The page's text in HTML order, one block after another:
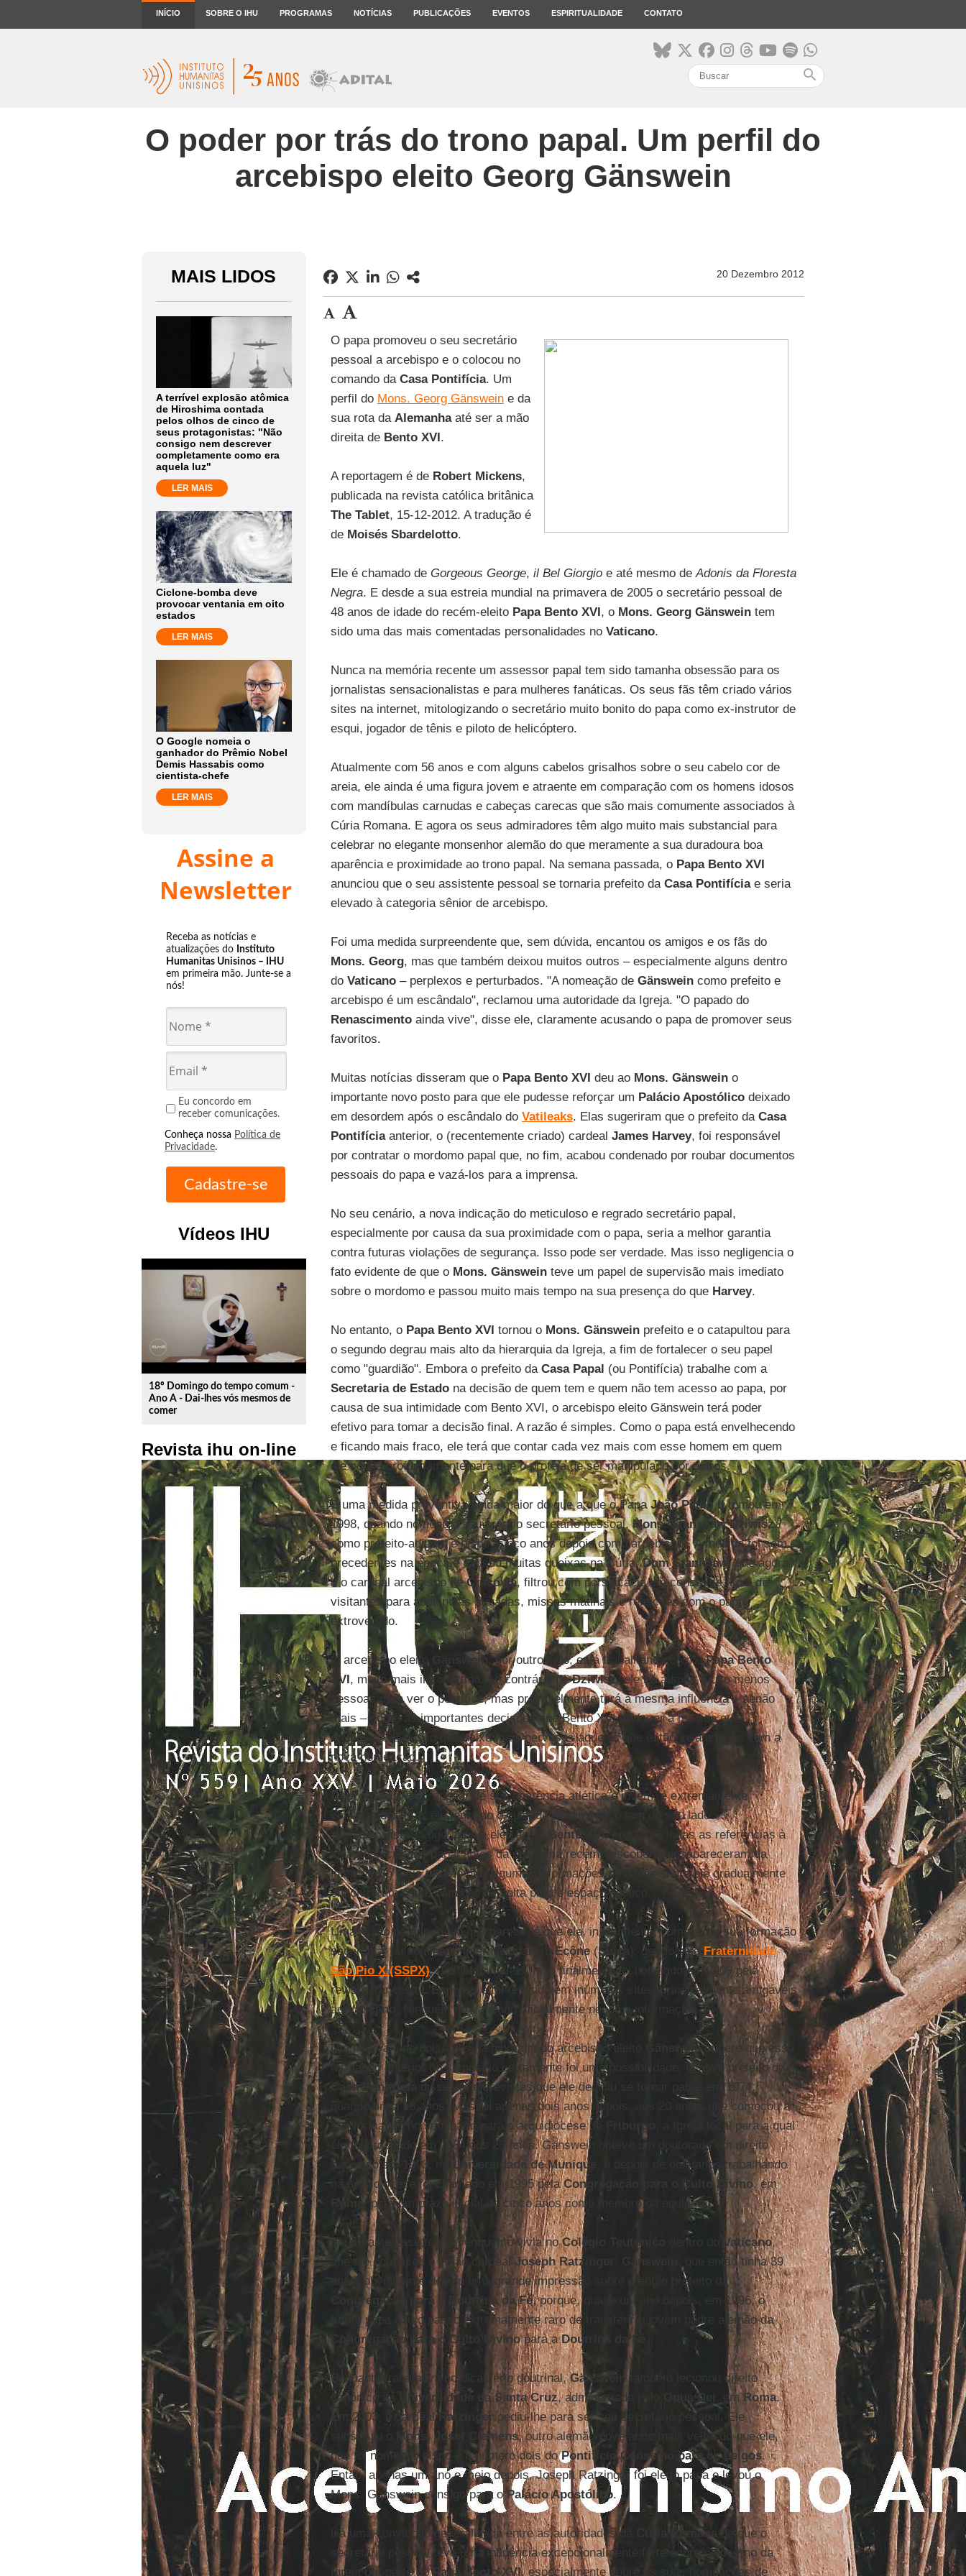
INÍCIO SOBRE O IHU PROGRAMAS NOTÍCIAS PUBLICAÇÕES EVENTOS ESPIRITUALIDADE CONTATO
search
O poder por trás do trono papal. Um perfil do
arcebispo eleito Georg Gänswein
MAIS LIDOS
A terrível explosão atômica
de Hiroshima contada
pelos olhos de cinco de
seus protagonistas: "Não
consigo nem descrever
completamente como era
aquela luz"
LER MAIS
Ciclone-bomba deve
provocar ventania em oito
estados
LER MAIS
O Google nomeia o
ganhador do Prêmio Nobel
Demis Hassabis como
cientista-chefe
LER MAIS
Assine a
Newsletter
Receba as notícias e
atualizações do Instituto
Humanitas Unisinos – IHU
em primeira mão. Junte-se a
nós!
Eu concordo em
receber comunicações.
Conheça nossa Política de
Privacidade.
Vídeos IHU
play_circle_outline
18º Domingo do tempo comum -
Ano A - Dai-lhes vós mesmos de
comer
Revista ihu on-line
20 Dezembro 2012
O papa promoveu o seu secretário
pessoal a arcebispo e o colocou no
comando da Casa Pontifícia. Um
perfil do Mons. Georg Gänswein e da
sua rota da Alemanha até ser a mão
direita de Bento XVI.
A reportagem é de Robert Mickens,
publicada na revista católica britânica
The Tablet, 15-12-2012. A tradução é
de Moisés Sbardelotto.
Ele é chamado de Gorgeous George, il Bel Giorgio e até mesmo deAdonis da Floresta
Negra. E desde a sua estreia mundial na primavera de 2005 o secretário pessoal de
48 anos de idade do recém-eleito Papa Bento XVI, o Mons. Georg Gänswein tem
sido uma das mais comentadas personalidades no Vaticano.
Nunca na memória recente um assessor papal tem sido tamanha obsessão para os
jornalistas sensacionalistas e para mulheres fanáticas. Os seus fãs têm criado vários
sites na internet, mitologizando o secretário muito bonito do papa como ex-instrutor de
esqui, jogador de tênis e piloto de helicóptero.
Atualmente com 56 anos e com alguns cabelos grisalhos sobre o seu cabelo cor de
areia, ele ainda é uma figura jovem e atraente em comparação com os homens idosos
com mandíbulas carnudas e cabeças carecas que são mais comumente associados à
Cúria Romana. E agora os seus admiradores têm algo muito mais substancial para
celebrar no elegante monsenhor alemão do que meramente a sua duradoura boa
aparência e proximidade ao trono papal. Na semana passada, o Papa Bento XVI
anunciou que o seu assistente pessoal se tornaria prefeito da Casa Pontifícia e seria
elevado à categoria sênior de arcebispo.
Foi uma medida surpreendente que, sem dúvida, encantou os amigos e os fãs do
Mons. Georg, mas que também deixou muitos outros – especialmente alguns dentro
do Vaticano – perplexos e perturbados. "A nomeação de Gänswein como prefeito e
arcebispo é um escândalo", reclamou uma autoridade da Igreja. "O papado do
Renascimento ainda vive", disse ele, claramente acusando o papa de promover seus
favoritos.
Muitas notícias disseram que o Papa Bento XVI deu ao Mons. Gänswein o
importante novo posto para que ele pudesse reforçar um Palácio Apostólico deixado
em desordem após o escândalo do Vatileaks. Elas sugeriram que o prefeito da Casa
Pontifícia anterior, o (recentemente criado) cardeal James Harvey, foi responsável
por contratar o mordomo papal que, no fim, acabou condenado por roubar documentos
pessoais do papa e vazá-los para a imprensa.
No seu cenário, a nova indicação do meticuloso e regrado secretário papal,
especialmente por causa da sua proximidade com o papa, seria a melhor garantia
contra futuras violações de segurança. Isso pode ser verdade. Mas isso negligencia o
fato evidente de que o Mons. Gänsweinteve um papel de supervisão mais imediato
sobre o mordomo e passou muito mais tempo na sua presença do que Harvey.
No entanto, o Papa Bento XVI tornou o Mons. Gänswein prefeito e o catapultou para
o segundo degrau mais alto da hierarquia da Igreja, a fim de fortalecer o seu papel
como "guardião". Embora o prefeito da Casa Papal (ou Pontifícia) trabalhe com a
Secretaria de Estado na decisão de quem tem e quem não tem acesso ao papa, por
causa de sua intimidade com Bento XVI, o arcebispo eleito Gänswein terá poder
efetivo para tomar a decisão final. A razão é simples. Como o papa está envelhecendo
e ficando mais fraco, ele terá que contar cada vez mais com esse homem em quem
ele confia profundamente para que o proteja de ser manipulado por outros.
É uma medida preventiva ainda maior do que a que o PapaJoão Paulo IItomou em
1998, quando nomeou o seu próprio secretário pessoal,Mons. Stansilaw Dziwisz,
como prefeito-adjunto e bispo (cinco anos depois como arcebispo). A medida foi sem
precedentes na época e causou muitas queixas na Cúria.Dom Stanislaw, que agora
é o cardeal arcebispo deCracóvia, filtrou com perspicácia um constante fluxo de
visitantes para audiências privadas, missas matinais e refeições com o papa
extrovertido.
O arcebispo eleito Gänswein , por outro lado, está trabalhando com oPapa Bento
XVI, muito mais introvertido. Ao contrário deDziwisz, ele irá admitir muito menos
pessoas para ver o pontífice, mas provavelmente terá a mesma influência – senão
mais – sobre as importantes decisões que Bento XVI irá fazer à medida que
envelheça. E é isso que deixa mais nervosos aqueles que estão insatisfeitos com a
nova nomeação.
Georg Gänswein, apesar de sua aparência atlética e jovem, é extremamente
conservador. Mas ele tem tido o cuidado de diminuir o tom do seu lado
"tradicionalista". Logo após a eleição de
Bento XVI , em 2005, todas as referências à
vida do secretário papal antes da sua fama recém-descoberta desapareceram da
internet. Só mais tarde é que algumas informações pessoais sobre ele gradualmente
encontraram o seu caminho de volta para o espaço público.
Uma razão para isso, ao que parece, é que ele, inicialmente, começou a sua formação
sacerdotal no seminário internacional emEcône(Suíça ), gerido pelaFraternidade
São Pio X (SSPX), dos lefebvrianos. Isso finalmente foi noticiado em 2009 pela
revista francesaL'Expresse foi repetido em inúmeros sites, principalmente amigáveis
aoVaticano . Ninguém no Vaticano oficialmente negou a informação.
Um intervalo de dois anos na biografia do arcebispo eleito Gänsweinsugere que essa
formação anterior no seminário certamente foi uma possibilidade. O novo prefeito da
Casa Pontifícia disse em entrevistas que ele decidiu se tornar padre em 1974,
quando tinha 18 anos. Mas foi apenas dois anos depois, aos 20 anos, que começou a
sua formação no seminário para a arquidiocese de
Friburgo
, a Igreja local para a qual
ele foi ordenado em 1984 aos 28 anos. Gänswein obteve um doutorado em direito
canônico em 1993, na
Universidade de Munique
, e depois de dois anos trabalhando
na arquidiocese foi chamado em 1995 pelaCongregação para o Culto Divino, em
Roma , para um prazo inicial de cinco anos como membro da equipe.
Foi durante esse tempo, enquanto vivia noColégio Teutônico dentro do Vaticano,
que ele conheceu o então cardeal Joseph Ratzinger Gänswein
, que então tinha 39
anos, obviamente deixou uma grande impressão sobre o então prefeito da
Congregação para a Doutrina da Fé, porque, quase um ano depois, em 1996, o
futuro papa deu o passo extremamente raro de transferir o jovem padre alemão da
Congregação para o Culto Divinopara aDoutrina da Fé
Enquanto trabalhava no dicastério doutrinal,Gänsweintambém lecionou direito
canônico na
Universidade da Santa Cruz, administrada pelo Opus Dei , em Roma.
Em 2003, o cardealRatzinger pediu-lhe para ser seu secretário pessoal. Ele
substituiu o
Mons. Josef Clemens,outro alemão nove anos mais velho do que ele,
que foi nomeado bispo e o número dois doPontifício Conselho para os Leigos.
Então, apenas um ano e meio depois, Joseph Ratzinger foi eleito papa e levou o
Mons. Gänswein consigo para oPalácio Apostólico.
Há uma convicção generalizada entre as autoridades da Cúria Romana de que o
secretário pessoal teve uma influência excepcionalmente forte sobre o governo da
Igreja por parte doPapa Bento XVI, especialmente sobre as suas nomeações de